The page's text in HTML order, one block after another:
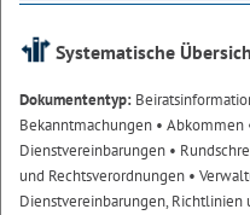
Systematische
Dokumententyp:
Bekanntmachungen • Abkommen
Dienstvereinbarungen •
und Rechtsverordnungen •
Dienstvereinbarungen, Richtlinien